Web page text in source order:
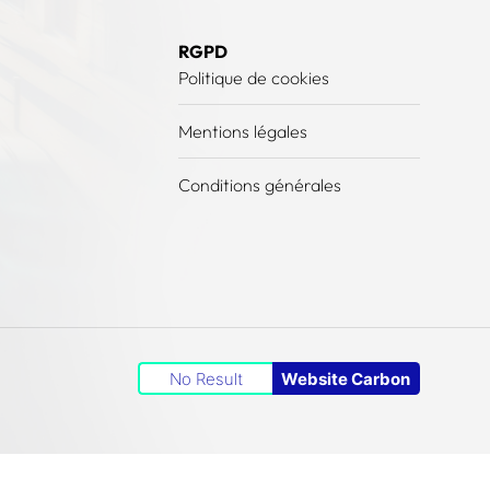
RGPD
Politique de cookies
Mentions légales
Conditions générales
No Result Website Carbon